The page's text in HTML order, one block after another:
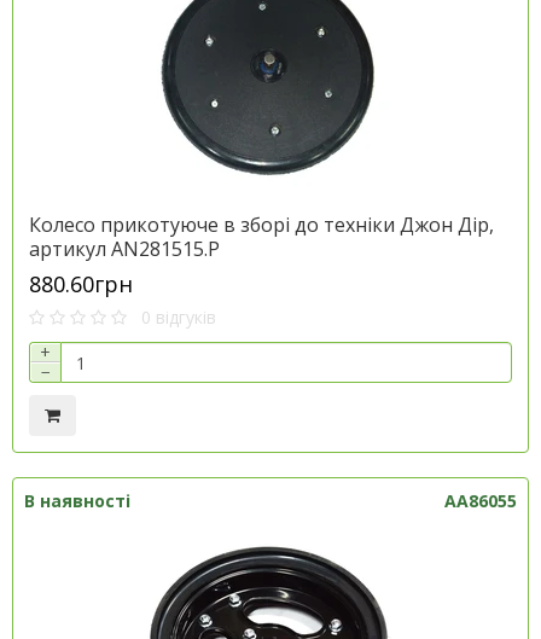
Колесо прикотуюче в зборі до техніки Джон Дір,
артикул AN281515.P
880.60грн
0 відгуків
+
−
В наявності AA86055